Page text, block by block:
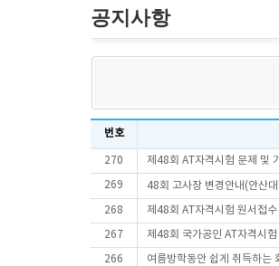
공지사항
번호
270 제48회 AT자격시험 문제 및
269 48회 고사장 변경안내(안산
268 제48회 AT자격시험 원서접
267 제48회 국가공인 AT자격시
266 여름방학동안 쉽게 취득하는